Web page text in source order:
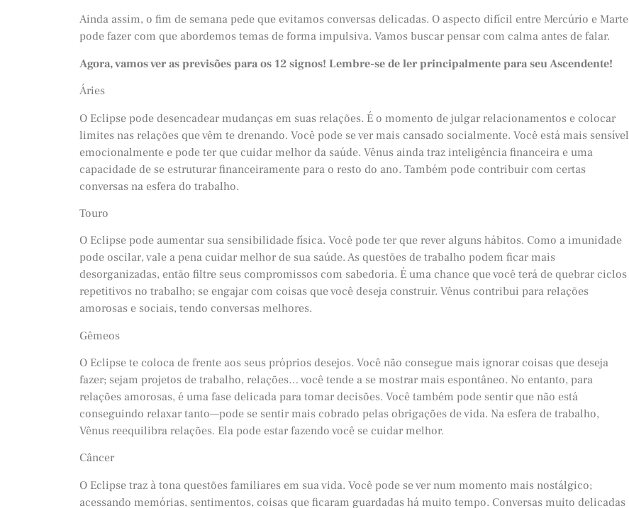
Ainda assim, o fim de semana pede que evitamos conversas delicadas. O aspecto difícil entre Mercúrio e Marte
pode fazer com que abordemos temas de forma impulsiva. Vamos buscar pensar com calma antes de falar.
Agora, vamos ver as previsões para os 12 signos! Lembre-se de ler principalmente para seu Ascendente!
Áries
O Eclipse pode desencadear mudanças em suas relações. É o momento de julgar relacionamentos e colocar
limites nas relações que vêm te drenando. Você pode se ver mais cansado socialmente. Você está mais sensível
emocionalmente e pode ter que cuidar melhor da saúde. Vênus ainda traz inteligência financeira e uma
capacidade de se estruturar financeiramente para o resto do ano. Também pode contribuir com certas
conversas na esfera do trabalho.
Touro
O Eclipse pode aumentar sua sensibilidade física. Você pode ter que rever alguns hábitos. Como a imunidade
pode oscilar, vale a pena cuidar melhor de sua saúde. As questões de trabalho podem ficar mais
desorganizadas, então filtre seus compromissos com sabedoria. É uma chance que você terá de quebrar ciclos
repetitivos no trabalho; se engajar com coisas que você deseja construir. Vênus contribui para relações
amorosas e sociais, tendo conversas melhores.
Gêmeos
O Eclipse te coloca de frente aos seus próprios desejos. Você não consegue mais ignorar coisas que deseja
fazer; sejam projetos de trabalho, relações… você tende a se mostrar mais espontâneo. No entanto, para
relações amorosas, é uma fase delicada para tomar decisões. Você também pode sentir que não está
conseguindo relaxar tanto—pode se sentir mais cobrado pelas obrigações de vida. Na esfera de trabalho,
Vênus reequilibra relações. Ela pode estar fazendo você se cuidar melhor.
Câncer
O Eclipse traz à tona questões familiares em sua vida. Você pode se ver num momento mais nostálgico;
acessando memórias, sentimentos, coisas que ficaram guardadas há muito tempo. Conversas muito delicadas